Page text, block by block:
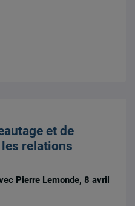
et de
les relations
Pierre Lemonde, 8 avril